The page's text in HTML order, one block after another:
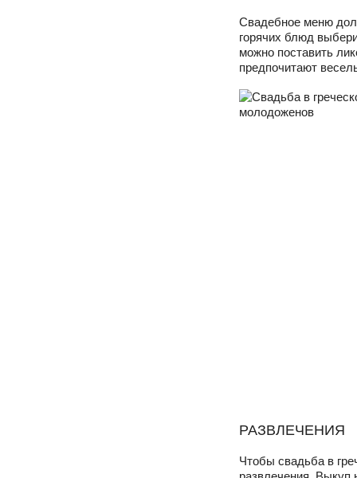
Свадебное меню
горячих блюд
можно поставить
предпочитают
РАЗВЛЕЧЕНИЯ
Чтобы свадьба в